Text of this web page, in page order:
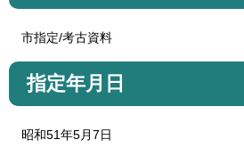
市指定/考古資料
指定年月日
昭和51年5月7日